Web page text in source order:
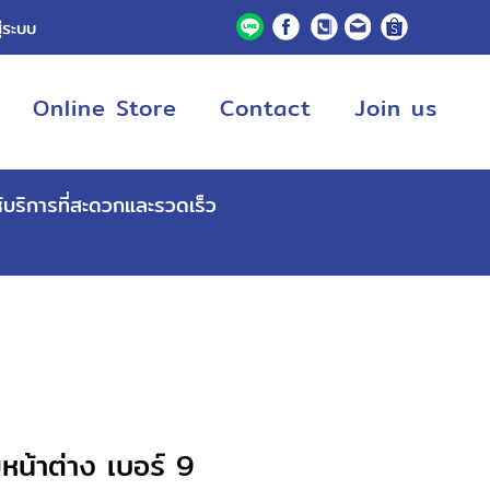
ะบบ
Online Store Contact Join us
ริการที่สะดวกและรวดเร็ว
น้าต่าง เบอร์ 9